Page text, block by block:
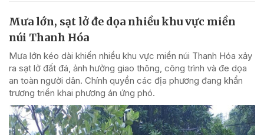
Mưa lớn, sạt lở đe dọa nhiều khu vực miền
núi Thanh Hóa
Mưa lớn kéo dài khiến nhiều khu vực miền núi Thanh Hóa xảy
ra sạt lở đất đá, ảnh hưởng giao thông, công trình và đe dọa
an toàn người dân. Chính quyền các địa phương đang khẩn
trương triển khai phương án ứng phó.